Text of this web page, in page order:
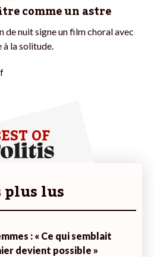
comme un astre
de nuit signe un film choral avec
à la solitude.
OF
plus lus
: « Ce qui semblait
devient possible »